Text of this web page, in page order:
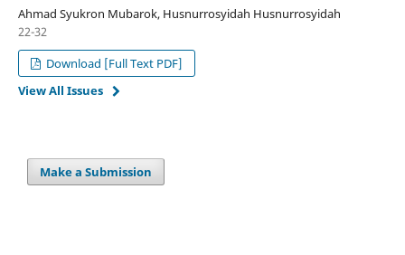
Ahmad Syukron Mubarok, Husnurrosyidah Husnurrosyidah
22-32
Download [Full Text PDF]
View All Issues
Make a Submission